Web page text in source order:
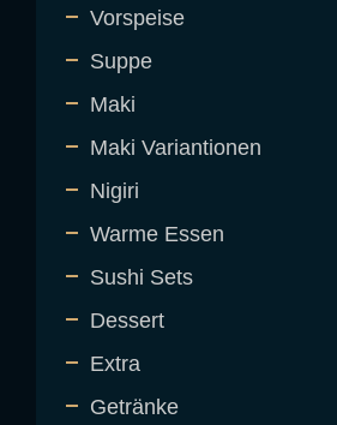
Vorspeise
Suppe
Maki
Maki Variantionen
Nigiri
Warme Essen
Sushi Sets
Dessert
Extra
Getränke